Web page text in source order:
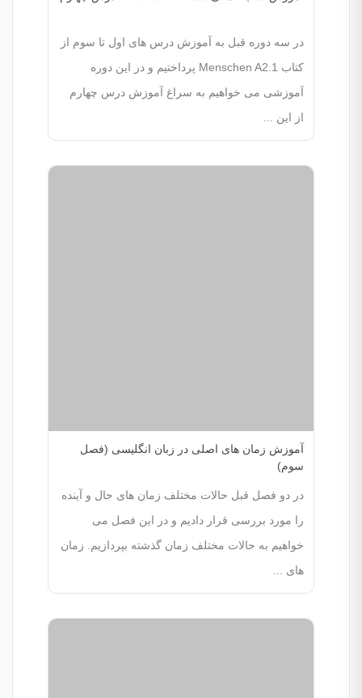
در سه دوره قبل به آموزش درس های اول تا سوم از
کتاب Menschen A2.1 پرداختیم و در این دوره
آموزشی می خواهیم به سراغ آموزش درس چهارم
از این ...
آموزش زمان های اصلی در زبان انگلیسی (فصل
سوم)
در دو فصل قبل حالات مختلف زمان های حال و آینده
را مورد بررسی قرار دادیم و در این فصل می
خواهیم به حالات مختلف زمان گذشته بپردازیم. زمان
های ...